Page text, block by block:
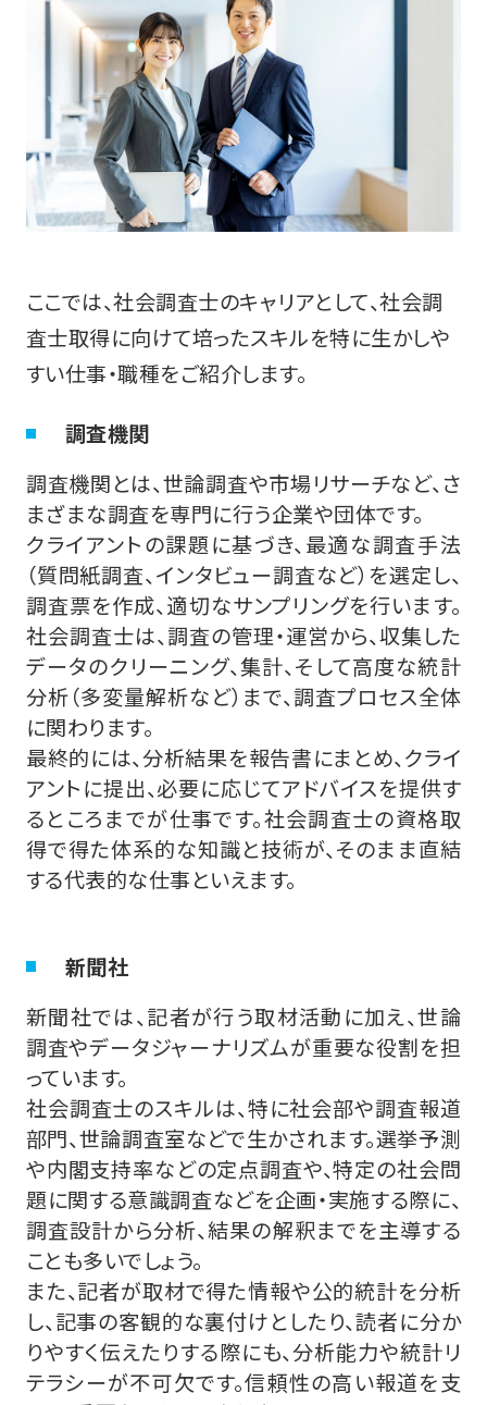
ここでは、社会調査士のキャリアとして、社会調
査士取得に向けて培ったスキルを特に生かしや
すい仕事・職種をご紹介します。
調査機関
調査機関とは、世論調査や市場リサーチなど、さ
まざまな調査を専門に行う企業や団体です。
クライアントの課題に基づき、最適な調査手法
（質問紙調査、インタビュー調査など）を選定し、
調査票を作成、適切なサンプリングを行います。
社会調査士は、調査の管理・運営から、収集した
データのクリーニング、集計、そして高度な統計
分析（多変量解析など）まで、調査プロセス全体
に関わります。
最終的には、分析結果を報告書にまとめ、クライ
アントに提出、必要に応じてアドバイスを提供す
るところまでが仕事です。社会調査士の資格取
得で得た体系的な知識と技術が、そのまま直結
する代表的な仕事といえます。
新聞社
新聞社では、記者が行う取材活動に加え、世論
調査やデータジャーナリズムが重要な役割を担
っています。
社会調査士のスキルは、特に社会部や調査報道
部門、世論調査室などで生かされます。選挙予測
や内閣支持率などの定点調査や、特定の社会問
題に関する意識調査などを企画・実施する際に、
調査設計から分析、結果の解釈までを主導する
ことも多いでしょう。
また、記者が取材で得た情報や公的統計を分析
し、記事の客観的な裏付けとしたり、読者に分か
りやすく伝えたりする際にも、分析能力や統計リ
テラシーが不可欠です。信頼性の高い報道を支